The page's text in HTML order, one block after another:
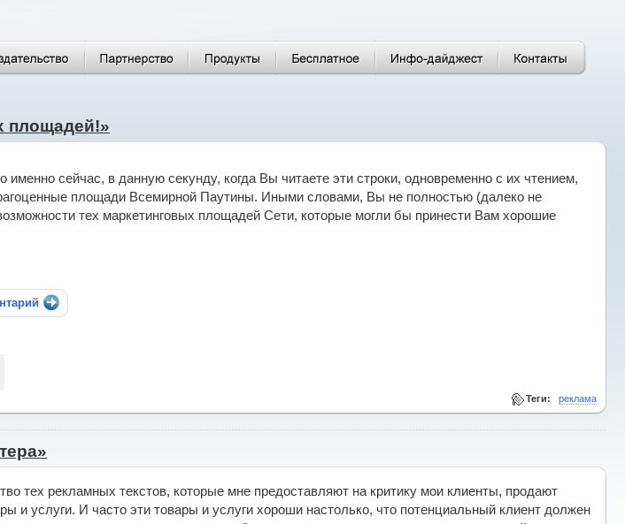
площадей!»
именно сейчас, в данную секунду, когда Вы читаете эти строки, одновременно с их чтением,
площади Всемирной Паутины. Иными словами, Вы не полностью (далеко не
тех маркетинговых площадей Сети, которые могли бы принести Вам хорошие
Теги: реклама
тех рекламных текстов, которые мне предоставляют на критику мои клиенты, продают
и услуги. И часто эти товары и услуги хороши настолько, что потенциальный клиент должен